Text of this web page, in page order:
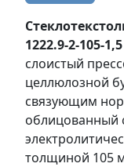
1222.9-2-105-
слоистый
целлюлозной
связующим
облицованный
толщиной 105